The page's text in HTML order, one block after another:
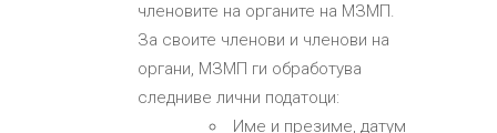
членовите на органите на МЗМП.
За своите членови и членови на
органи, МЗМП ги обработува
следниве лични податоци:
Име и презиме, датум